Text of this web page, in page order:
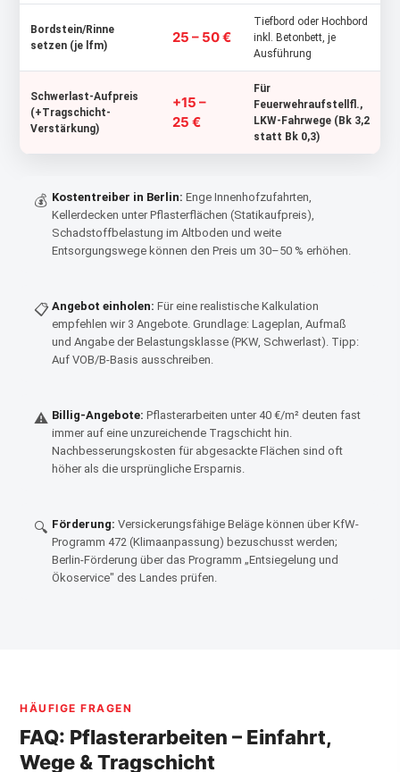
Bordstein/Rinne
setzen (je lfm)
25 – 50 €
Tiefbord oder Hochbord
inkl. Betonbett, je
Ausführung
Schwerlast-Aufpreis
(+Tragschicht-
Verstärkung)
+15 –
25 €
Für
Feuerwehraufstellfl.,
LKW-Fahrwege (Bk 3,2
statt Bk 0,3)
💰 Kostentreiber in Berlin: Enge Innenhofzufahrten,
Kellerdecken unter Pflasterflächen (Statikaufpreis),
Schadstoffbelastung im Altboden und weite
Entsorgungswege können den Preis um 30–50 % erhöhen.
📋 Angebot einholen: Für eine realistische Kalkulation
empfehlen wir 3 Angebote. Grundlage: Lageplan, Aufmaß
und Angabe der Belastungsklasse (PKW, Schwerlast). Tipp:
Auf VOB/B-Basis ausschreiben.
⚠ Billig-Angebote: Pflasterarbeiten unter 40 €/m² deuten fast
immer auf eine unzureichende Tragschicht hin.
Nachbesserungskosten für abgesackte Flächen sind oft
höher als die ursprüngliche Ersparnis.
🔍 Förderung: Versickerungsfähige Beläge können über KfW-
Programm 472 (Klimaanpassung) bezuschusst werden;
Berlin-Förderung über das Programm „Entsiegelung und
Ökoservice" des Landes prüfen.
HÄUFIGE FRAGEN
FAQ: Pflasterarbeiten – Einfahrt,
Wege & Tragschicht